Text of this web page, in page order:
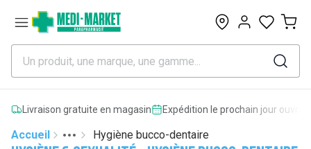
0
Livraison gratuite en magasin Expédition le prochain jour
Accueil
More
Toggle menu
Hygiène bucco-dentaire